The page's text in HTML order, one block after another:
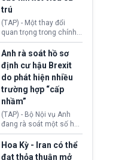
chấp ngoại giao giữa
chính quyền Tổng thống
Donald Trump và chính
phủ cánh tả Tổng thống
da Silva đang leo thang
gay gắt.
trú
(TAP) - Một thay đổi
quan trọng trong chính
sách nhập cư của New
Zealand đang mở ra
thêm cơ hội cho nhiều
người muốn định cư. Từ
nay, người mắc viêm
gan B hoặc viêm gan C
sẽ không còn bị mặc
định không đáp ứng tiêu
chuẩn sức khỏe chỉ vì
chi phí điều trị khi nộp hồ
Anh rà soát hồ sơ
định cư hậu Brexit
do phát hiện nhiều
trường hợp “cấp
nhầm”
(TAP) - Bộ Nội vụ Anh
đang rà soát một số hồ
sơ thuộc Chương trình
Định cư EU (EU
Settlement Scheme -
Hoa Kỳ - Iran có thể
đạt thỏa thuận mở